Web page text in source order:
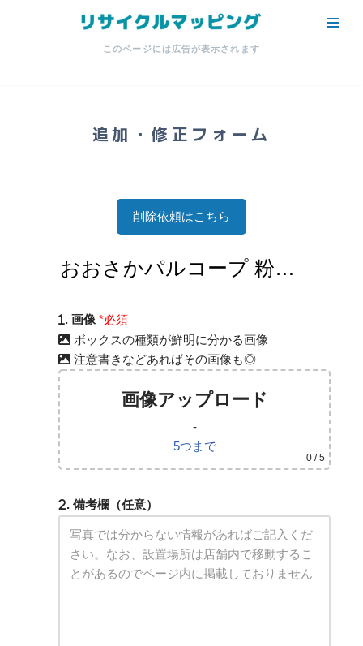
このページには広告が表示されます
追加・修正フォーム
削除依頼はこちら
. 画像 *必須
ボックスの種類が鮮明に分かる画像
注意書きなどあればその画像も◎
画像アップロード
-
5つまで
0 / 5
. 備考欄（任意）